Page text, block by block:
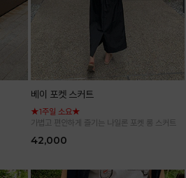
베이 포켓 스커트
★1주일 소요★
가볍고 편안하게 즐기는 나일론 포켓 롱 스커트
42,000